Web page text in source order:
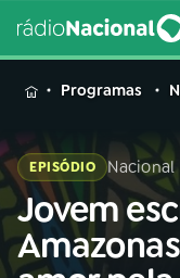
MENU
Buscar
na
Rádio
Programas
EPISÓDIO
Jovem